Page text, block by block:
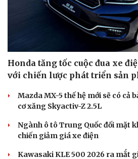
Honda tăng tốc cuộc đua xe
với chiến lược phát triển sản
Mazda MX-5 thế hệ mới sẽ có cả
cơ xăng Skyactiv-Z 2.5L
Ngành ô tô Trung Quốc đối mặt
chiến giảm giá xe điện
Kawasaki KLE 500 2026 ra mắt